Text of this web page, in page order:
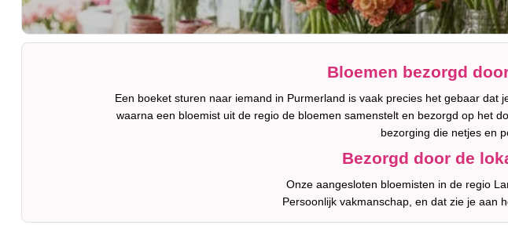
Bloemen bezorgd
Een boeket sturen naar iemand in Purmerland is vaak precies het gebaar dat
waarna een bloemist uit de regio de bloemen samenstelt en bezorgd op het
bezorging die netjes en
Bezorgd door de
Onze aangesloten bloemisten in de regio
Persoonlijk vakmanschap, en dat zie je aan